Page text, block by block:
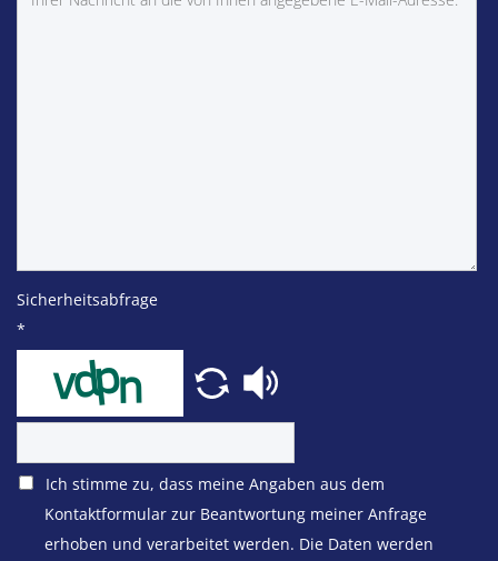
Sicherheitsabfrage
*
Ich stimme zu, dass meine Angaben aus dem
Kontaktformular zur Beantwortung meiner Anfrage
erhoben und verarbeitet werden. Die Daten werden